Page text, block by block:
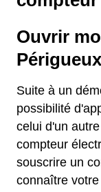
Ouvrir
Périgueux
Suite à un
possibilité
celui d'un
compteur
souscrire un
connaître